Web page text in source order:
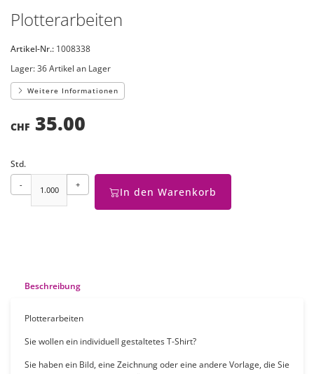
Plotterarbeiten
Artikel-Nr.: 1008338
Lager:36 Artikel an Lager
Weitere Informationen
CHF 35.00
Std.
- +
In den Warenkorb
Beschreibung
Plotterarbeiten
Sie wollen ein individuell gestaltetes T-Shirt?
Sie haben ein Bild, eine Zeichnung oder eine andere Vorlage, die Sie